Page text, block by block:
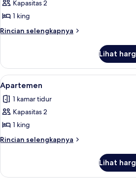
Apartemen
Kapasitas 2
1 king
Rincian selengkapnya
Rincian
Apartemen
Lihat
Lihat
semua
foto
untuk
Apartemen
11
Apartemen
1 kamar tidur
Kapasitas 2
1 king
Rincian selengkapnya
Rincian
Apartemen
Lihat